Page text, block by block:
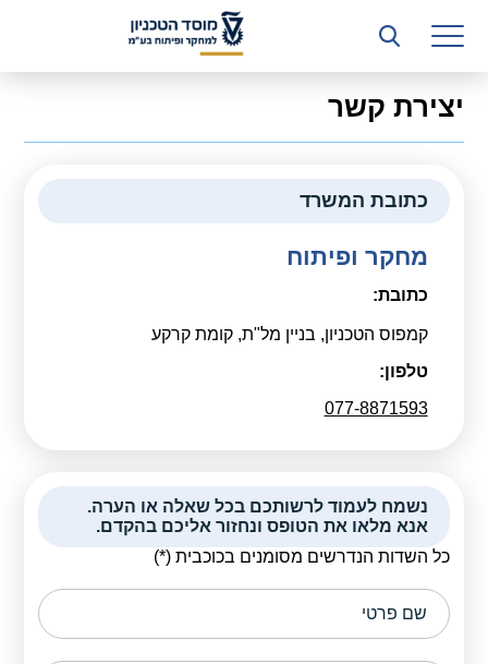
רשות המחקר
היחידה העסקית (T3)
קשרי תעשייה
משאבי אנוש
המחלקה המשפטית
מחלקת תפעול
קולות קוראים
אודות ושירותים
English
יצירת קשר
כתובת המשרד
מחקר ופיתוח
כתובת:
קמפוס הטכניון, בניין מל"ת, קומת קרקע
טלפון:
077-8871593
נשמח לעמוד לרשותכם בכל שאלה או הערה.
אנא מלאו את הטופס ונחזור אליכם בהקדם.
כל השדות הנדרשים מסומנים בכוכבית (*)